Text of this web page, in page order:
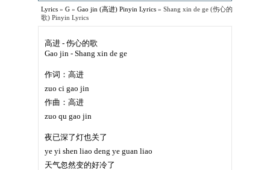
Lyrics » G » Gao jin (高进) Pinyin Lyrics » Shang xin de ge (伤心的
歌) Pinyin Lyrics
高进 - 伤心的歌
Gao jin - Shang xin de ge
作词：高进
zuo ci gao jin
作曲：高进
zuo qu gao jin
夜已深了灯也关了
ye yi shen liao deng ye guan liao
天气忽然变的好冷了